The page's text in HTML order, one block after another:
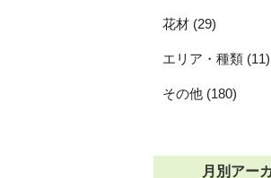
花材 (29)
エリア・種類 (11)
その他 (180)
月別アー